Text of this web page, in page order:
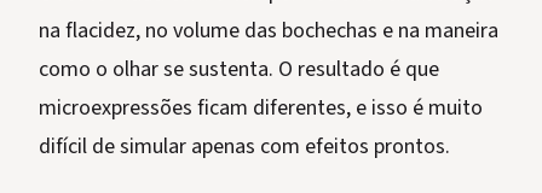
na flacidez, no volume das bochechas e na maneira
como o olhar se sustenta. O resultado é que
microexpressões ficam diferentes, e isso é muito
difícil de simular apenas com efeitos prontos.